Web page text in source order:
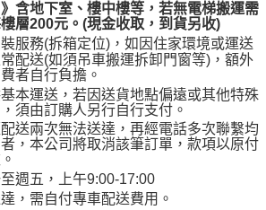
含地下室、樓中樓等，若無電梯搬運需
層200元。(現金收取，到貨另收)
服務(拆箱定位)，如因住家環境或運送
配送(如須吊車搬運拆卸門窗等)，額外
者自行負擔。
本運送，若因送貨地點偏遠或其他特殊
須由訂購人另行自行支付。
送兩次無法送達，再經電話多次聯繫均
，本公司將取消該筆訂單，款項以原付
週五，上午9:00-17:00
，需自付專車配送費用。